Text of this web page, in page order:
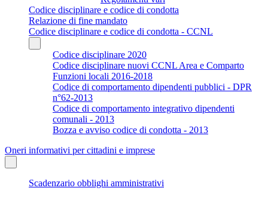
Codice disciplinare e codice di condotta
Relazione di fine mandato
Codice disciplinare e codice di condotta - CCNL
Codice disciplinare 2020
Codice disciplinare nuovi CCNL Area e Comparto
Funzioni locali 2016-2018
Codice di comportamento dipendenti pubblici - DPR
n°62-2013
Codice di comportamento integrativo dipendenti
comunali - 2013
Bozza e avviso codice di condotta - 2013
Oneri informativi per cittadini e imprese
Scadenzario obblighi amministrativi